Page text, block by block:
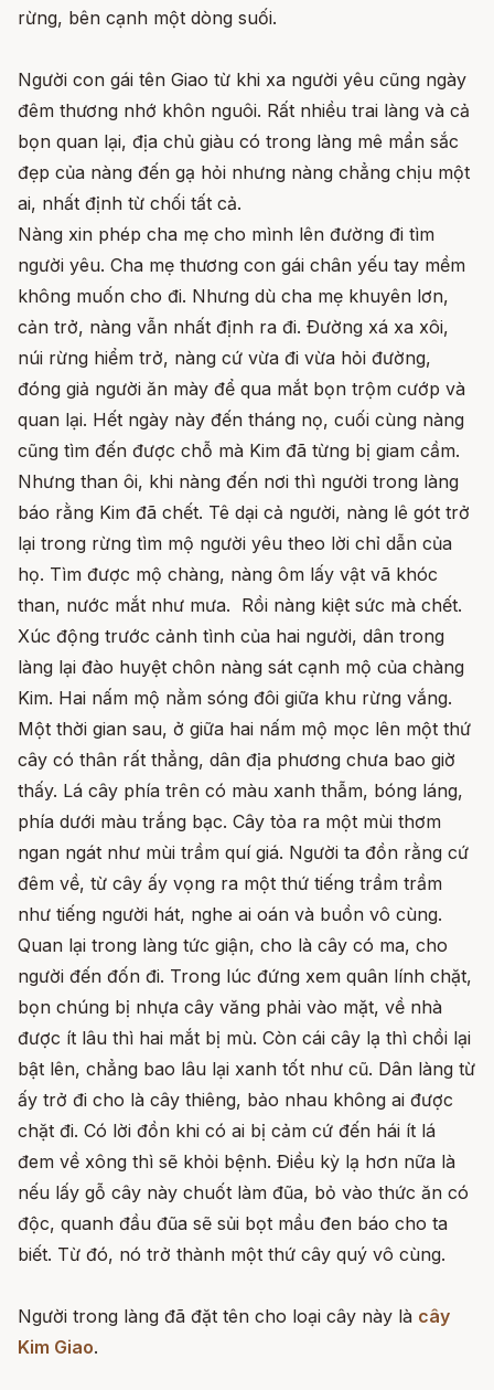
rừng, bên cạnh một dòng suối.
Người con gái tên Giao từ khi xa người yêu cũng ngày
đêm thương nhớ khôn nguôi. Rất nhiều trai làng và cả
bọn quan lại, địa chủ giàu có trong làng mê mẩn sắc
đẹp của nàng đến gạ hỏi nhưng nàng chẳng chịu một
ai, nhất định từ chối tất cả.
Nàng xin phép cha mẹ cho mình lên đường đi tìm
người yêu. Cha mẹ thương con gái chân yếu tay mềm
không muốn cho đi. Nhưng dù cha mẹ khuyên lơn,
cản trở, nàng vẫn nhất định ra đi. Ðường xá xa xôi,
núi rừng hiểm trở, nàng cứ vừa đi vừa hỏi đường,
đóng giả người ăn mày để qua mắt bọn trộm cướp và
quan lại. Hết ngày này đến tháng nọ, cuối cùng nàng
cũng tìm đến được chỗ mà Kim đã từng bị giam cầm.
Nhưng than ôi, khi nàng đến nơi thì người trong làng
báo rằng Kim đã chết. Tê dại cả người, nàng lê gót trở
lại trong rừng tìm mộ người yêu theo lời chỉ dẫn của
họ. Tìm được mộ chàng, nàng ôm lấy vật vã khóc
than, nước mắt như mưa. Rồi nàng kiệt sức mà chết.
Xúc động trước cảnh tình của hai người, dân trong
làng lại đào huyệt chôn nàng sát cạnh mộ của chàng
Kim. Hai nấm mộ nằm sóng đôi giữa khu rừng vắng.
Một thời gian sau, ở giữa hai nấm mộ mọc lên một thứ
cây có thân rất thẳng, dân địa phương chưa bao giờ
thấy. Lá cây phía trên có màu xanh thẫm, bóng láng,
phía dưới màu trắng bạc. Cây tỏa ra một mùi thơm
ngan ngát như mùi trầm quí giá. Người ta đồn rằng cứ
đêm về, từ cây ấy vọng ra một thứ tiếng trầm trầm
như tiếng người hát, nghe ai oán và buồn vô cùng.
Quan lại trong làng tức giận, cho là cây có ma, cho
người đến đốn đi. Trong lúc đứng xem quân lính chặt,
bọn chúng bị nhựa cây văng phải vào mặt, về nhà
được ít lâu thì hai mắt bị mù. Còn cái cây lạ thì chồi lại
bật lên, chẳng bao lâu lại xanh tốt như cũ. Dân làng từ
ấy trở đi cho là cây thiêng, bảo nhau không ai được
chặt đi. Có lời đồn khi có ai bị cảm cứ đến hái ít lá
đem về xông thì sẽ khỏi bệnh. Ðiều kỳ lạ hơn nữa là
nếu lấy gỗ cây này chuốt làm đũa, bỏ vào thức ăn có
độc, quanh đầu đũa sẽ sủi bọt mầu đen báo cho ta
biết. Từ đó, nó trở thành một thứ cây quý vô cùng.
Người trong làng đã đặt tên cho loại cây này là cây
Kim Giao.